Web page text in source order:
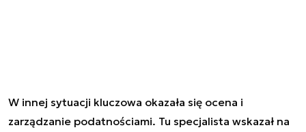
W innej sytuacji kluczowa okazała się ocena i
zarządzanie podatnościami. Tu specjalista wskazał na